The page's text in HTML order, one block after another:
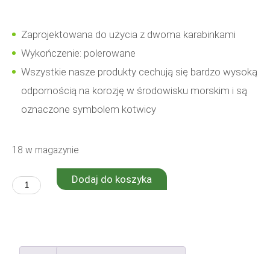
Zaprojektowana do użycia z dwoma karabinkami
Wykończenie: polerowane
Wszystkie nasze produkty cechują się bardzo wysoką
odpornością na korozję w środowisku morskim i są
oznaczone symbolem kotwicy
18 w magazynie
ilość
Dodaj do koszyka